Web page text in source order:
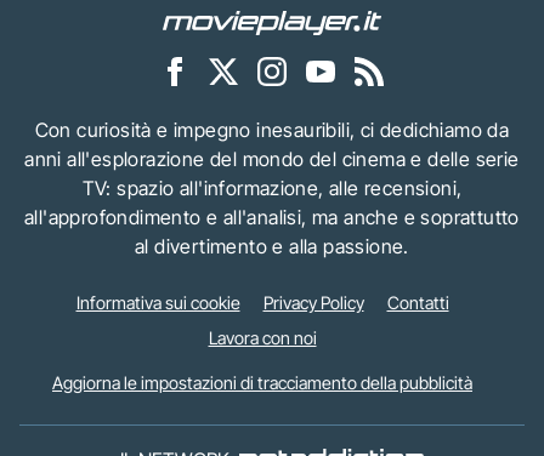
Con curiosità e impegno inesauribili, ci dedichiamo da
anni all'esplorazione del mondo del cinema e delle serie
TV: spazio all'informazione, alle recensioni,
all'approfondimento e all'analisi, ma anche e soprattutto
al divertimento e alla passione.
Informativa sui cookie Privacy Policy
Contatti
Lavora con noi
Aggiorna le impostazioni di tracciamento della pubblicità